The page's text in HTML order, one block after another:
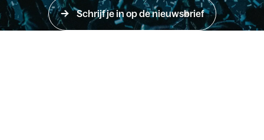
Schrijf je in op de nieuwsbrief